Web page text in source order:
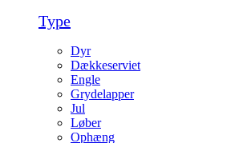
Type
Dyr
Dækkeserviet
Engle
Grydelapper
Jul
Løber
Ophæng